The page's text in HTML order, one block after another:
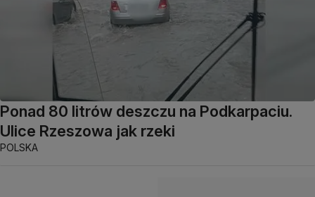
Ponad 80 litrów deszczu na Podkarpaciu.
Ulice Rzeszowa jak rzeki
POLSKA